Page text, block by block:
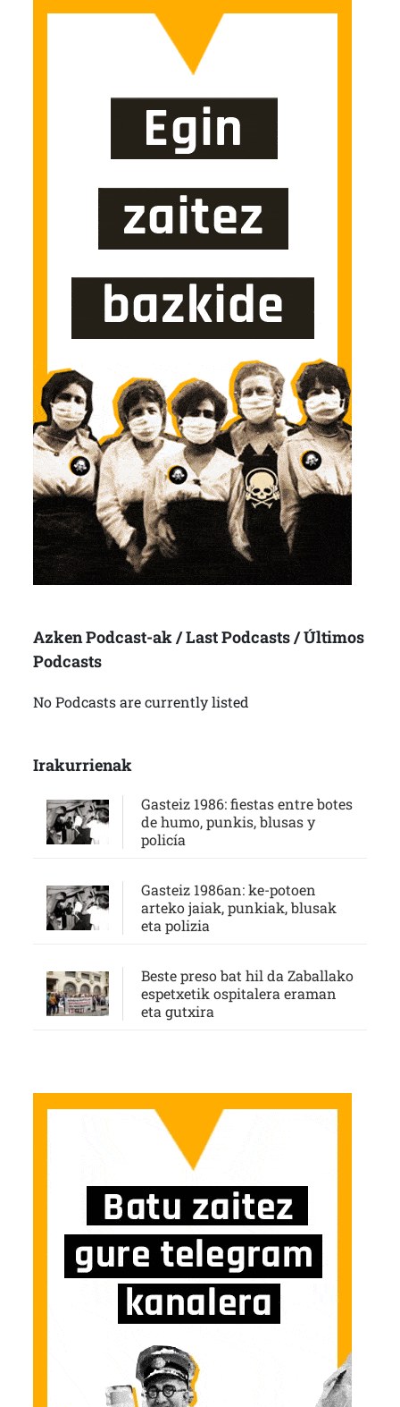
Azken Podcast-ak / Last Podcasts / Últimos
Podcasts
No Podcasts are currently listed
Irakurrienak
Gasteiz 1986: fiestas entre botes
de humo, punkis, blusas y
policía
Gasteiz 1986an: ke-potoen
arteko jaiak, punkiak, blusak
eta polizia
Beste preso bat hil da Zaballako
espetxetik ospitalera eraman
eta gutxira